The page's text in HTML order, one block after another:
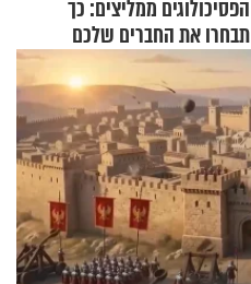
הפסיכולוגים ממליצים: כך
תבחרו את החברים שלכם
בחיים